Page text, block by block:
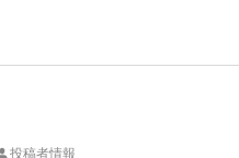
投稿者情報